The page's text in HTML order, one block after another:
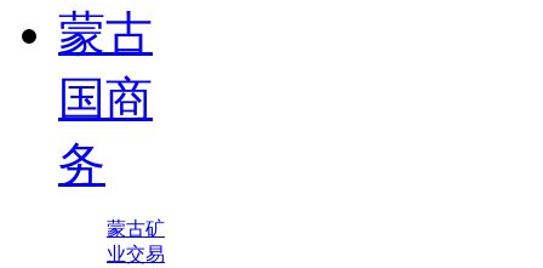
蒙古
国商
务
蒙古矿
业交易